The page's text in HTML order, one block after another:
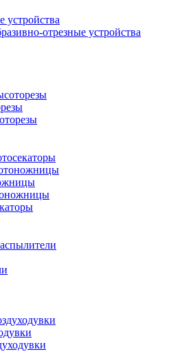
устройства
отрезные устройства